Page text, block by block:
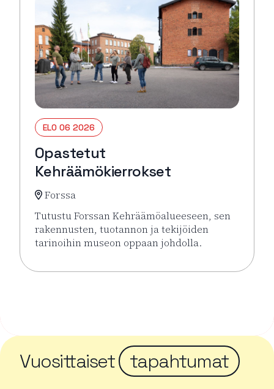
ELO 06 2026
Opastetut
Kehräämökierrokset
Forssa
Tutustu Forssan Kehräämöalueeseen, sen
rakennusten, tuotannon ja tekijöiden
tarinoihin museon oppaan johdolla.
Lue lisää tapahtumasta Opastetut
Vuosittaiset tapahtumat